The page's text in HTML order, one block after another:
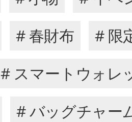
# 春財布
# 限
# スマートウォレ
# バッグチャー